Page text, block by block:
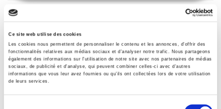
Ce site web utilise des cookies
Les cookies nous permettent de personnaliser le contenu et les annonces, d'offrir des
fonctionnalités relatives aux médias sociaux et d'analyser notre trafic. Nous partageons
également des informations sur l'utilisation de notre site avec nos partenaires de médias
sociaux, de publicité et d'analyse, qui peuvent combiner celles-ci avec d'autres
informations que vous leur avez fournies ou qu'ils ont collectées lors de votre utilisation
de leurs services.